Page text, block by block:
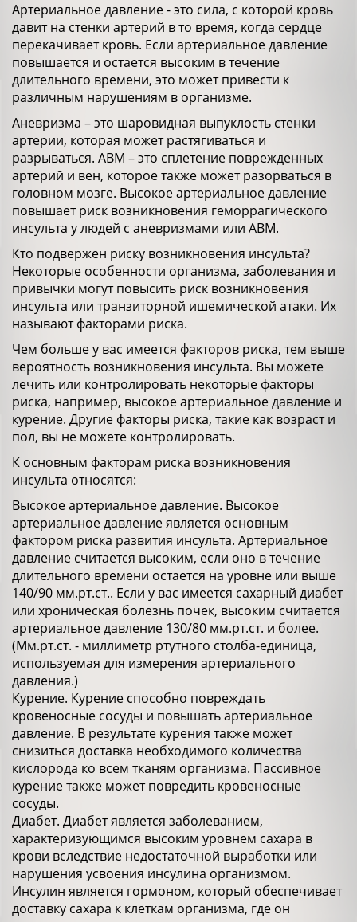
Артериальное давление - это сила, с которой кровь
давит на стенки артерий в то время, когда сердце
перекачивает кровь. Если артериальное давление
повышается и остается высоким в течение
длительного времени, это может привести к
различным нарушениям в организме.
Аневризма – это шаровидная выпуклость стенки
артерии, которая может растягиваться и
разрываться. АВМ – это сплетение поврежденных
артерий и вен, которое также может разорваться в
головном мозге. Высокое артериальное давление
повышает риск возникновения геморрагического
инсульта у людей с аневризмами или АВМ.
Кто подвержен риску возникновения инсульта?
Некоторые особенности организма, заболевания и
привычки могут повысить риск возникновения
инсульта или транзиторной ишемической атаки. Их
называют факторами риска.
Чем больше у вас имеется факторов риска, тем выше
вероятность возникновения инсульта. Вы можете
лечить или контролировать некоторые факторы
риска, например, высокое артериальное давление и
курение. Другие факторы риска, такие как возраст и
пол, вы не можете контролировать.
К основным факторам риска возникновения
инсульта относятся:
Высокое артериальное давление. Высокое
артериальное давление является основным
фактором риска развития инсульта. Артериальное
давление считается высоким, если оно в течение
длительного времени остается на уровне или выше
140/90 мм.рт.ст.. Если у вас имеется сахарный диабет
или хроническая болезнь почек, высоким считается
артериальное давление 130/80 мм.рт.ст. и более.
(Мм.рт.ст. - миллиметр ртутного столба-единица,
используемая для измерения артериального
давления.)
Курение. Курение способно повреждать
кровеносные сосуды и повышать артериальное
давление. В результате курения также может
снизиться доставка необходимого количества
кислорода ко всем тканям организма. Пассивное
курение также может повредить кровеносные
сосуды.
Диабет. Диабет является заболеванием,
характеризующимся высоким уровнем сахара в
крови вследствие недостаточной выработки или
нарушения усвоения инсулина организмом.
Инсулин является гормоном, который обеспечивает
доставку сахара к клеткам организма, где он